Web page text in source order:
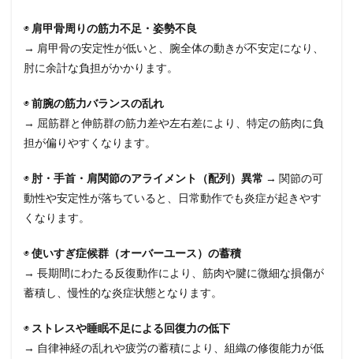
◉ 肩甲骨周りの筋力不足・姿勢不良
→ 肩甲骨の安定性が低いと、腕全体の動きが不安定になり、
肘に余計な負担がかかります。
◉前腕の筋力バランスの乱れ
→ 屈筋群と伸筋群の筋力差や左右差により、特定の筋肉に負
担が偏りやすくなります。
◉ 肘・手首・肩関節のアライメント（配列）異常 → 関節の可
動性や安定性が落ちていると、日常動作でも炎症が起きやす
くなります。
◉使いすぎ症候群（オーバーユース）の蓄積
→ 長期間にわたる反復動作により、筋肉や腱に微細な損傷が
蓄積し、慢性的な炎症状態となります。
◉ ストレスや睡眠不足による回復力の低下
→ 自律神経の乱れや疲労の蓄積により、組織の修復能力が低